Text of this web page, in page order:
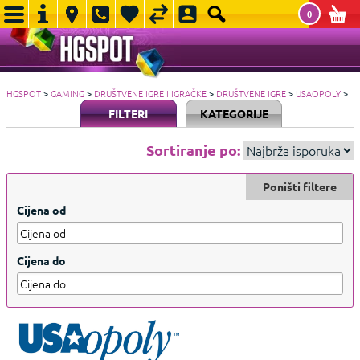
0
HGSPOT>GAMING> DRUŠTVENE IGRE I IGRAČKE> DRUŠTVENE IGRE> USAOPOLY>
FILTERI KATEGORIJE
Sortiranje po:
Cijena od
Cijena do
Poništi filtere